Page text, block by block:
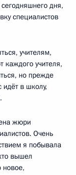
дня,
специалистов
учителям,
каждого учителя,
но прежде
в школу,
жюри
Очень
я побывала
вышел
новое,